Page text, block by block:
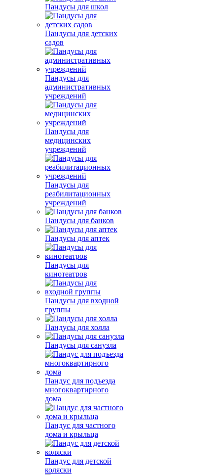
Пандусы для школ
Пандусы для детских
садов
Пандусы для
административных
учреждений
Пандусы для
медицинских
учреждений
Пандусы для
реабилитационных
учреждений
Пандусы для банков
Пандусы для аптек
Пандусы для
кинотеатров
Пандусы для входной
группы
Пандусы для холла
Пандусы для санузла
Пандус для подъезда
многоквартирного
дома
Пандус для частного
дома и крыльца
Пандус для детской
коляски